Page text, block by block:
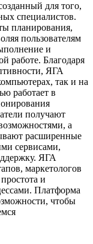
для того,
специалистов.
планирования,
пользователям
и
работе. Благодаря
ЯГА
так и на
работает в
получают
а
расширенные
сервисами,
ЯГА
маркетологов
и
Платформа
чтобы